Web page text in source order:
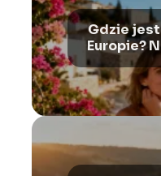
Gdzie jest
Europie?